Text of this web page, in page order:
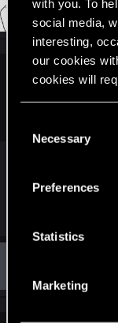
with you. To
social media,
interesting,
our cookies
cookies will
and tweak
Necessary
Preferences
Statistics
Marketing
o
n
:
duhex said:
Жрать и
Украсть
очков